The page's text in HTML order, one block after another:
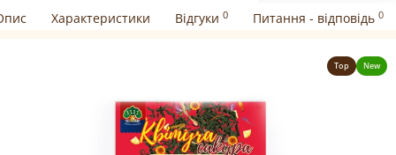
Характеристики Відгуки 0 Питання - відповідь 0
Top New